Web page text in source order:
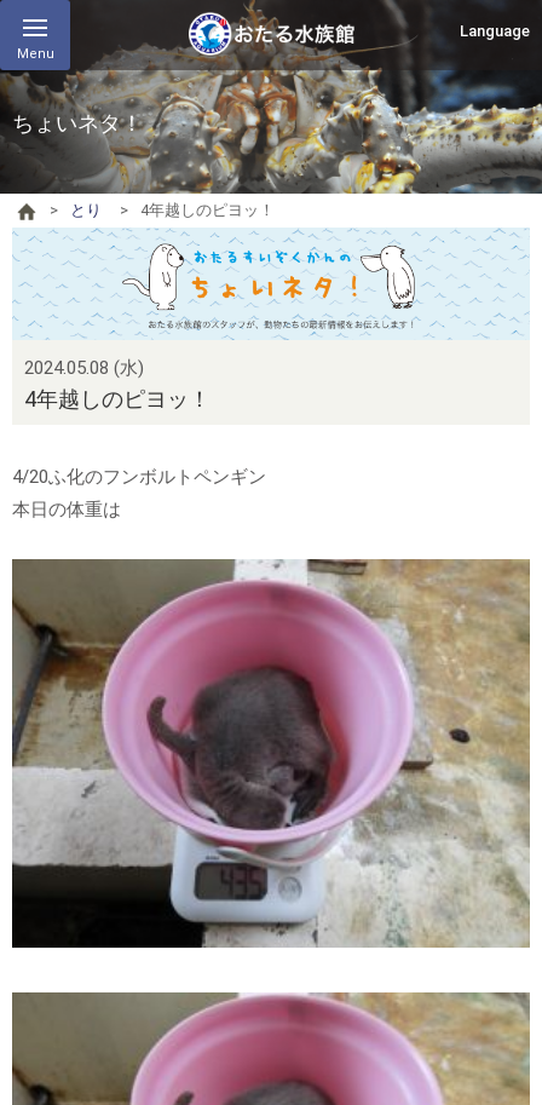
Menu
Language
ちょいネタ！
とり 4年越しのピヨッ！
2024.05.08 (水)
4年越しのピヨッ！
4/20ふ化のフンボルトペンギン
本日の体重は